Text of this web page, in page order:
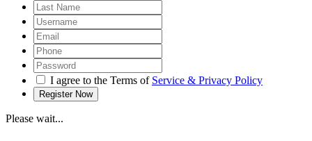
I agree to the Terms of Service & Privacy Policy
Please wait...